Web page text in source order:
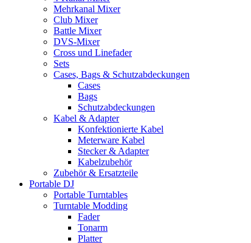
Mehrkanal Mixer
Club Mixer
Battle Mixer
DVS-Mixer
Cross und Linefader
Sets
Cases, Bags & Schutzabdeckungen
Cases
Bags
Schutzabdeckungen
Kabel & Adapter
Konfektionierte Kabel
Meterware Kabel
Stecker & Adapter
Kabelzubehör
Zubehör & Ersatzteile
Portable DJ
Portable Turntables
Turntable Modding
Fader
Tonarm
Platter